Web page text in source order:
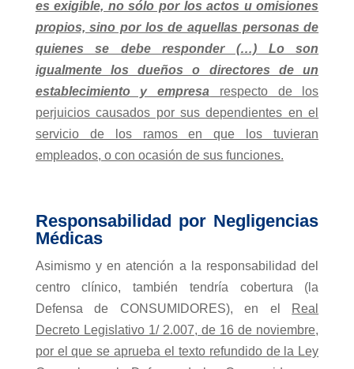
es exigible, no sólo por los actos u omisiones
propios, sino por los de aquellas personas de
quienes se debe responder (…) Lo son
igualmente los dueños o directores de un
establecimiento y empresa respecto de los
perjuicios causados por sus dependientes en el
servicio de los ramos en que los tuvieran
empleados, o con ocasión de sus funciones.
Responsabilidad por Negligencias
Médicas
Asimismo y en atención a la responsabilidad del
centro clínico, también tendría cobertura (la
Defensa de CONSUMIDORES), en el
Real
Decreto Legislativo 1/ 2.007, de 16 de noviembre,
por el que se aprueba el texto refundido de la Ley